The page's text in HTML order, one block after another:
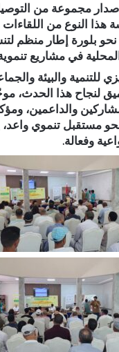
مجموعة من
هذا النوع من اللقاءات
بلورة إطار منظم
في مشاريع
والبيئة
لنجاح هذا الحدث،
والداعمين،
مستقبل تنموي واعد،
وفعالة.